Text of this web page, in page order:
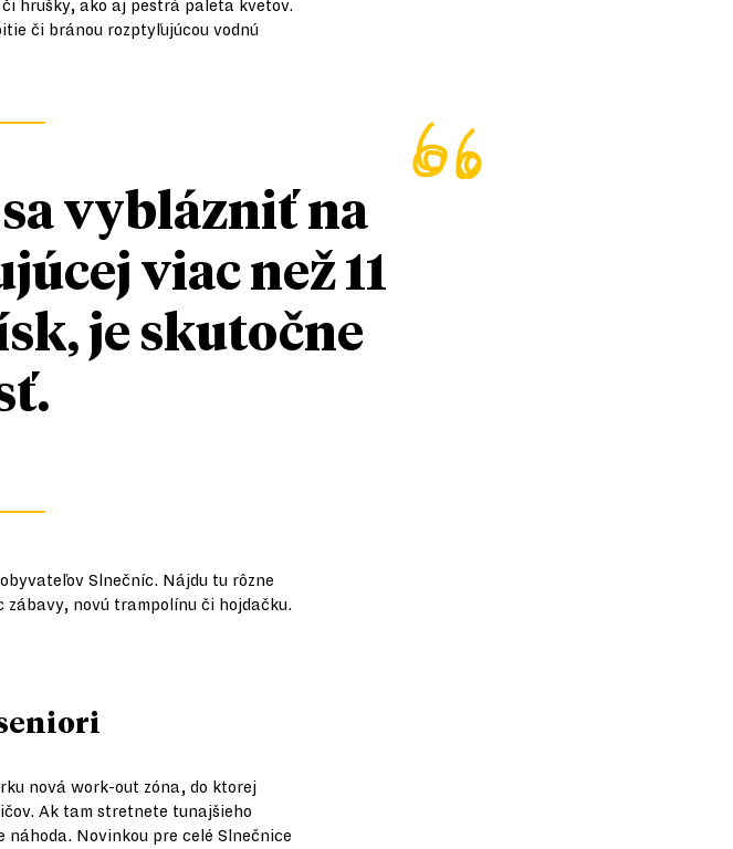
hrušky, ako aj pestrá paleta kvetov.
či bránou rozptyľujúcou vodnú
vyblázniť na
viac než 11
je skutočne
Slnečníc. Nájdu tu rôzne
novú trampolínu či hojdačku.
nová work-out zóna, do ktorej
Ak tam stretnete tunajšieho
náhoda. Novinkou pre celé Slnečnice